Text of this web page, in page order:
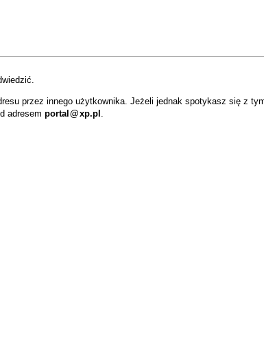
przez innego użytkownika. Jeżeli jednak spotykasz się z
adresem portal @xp.pl .